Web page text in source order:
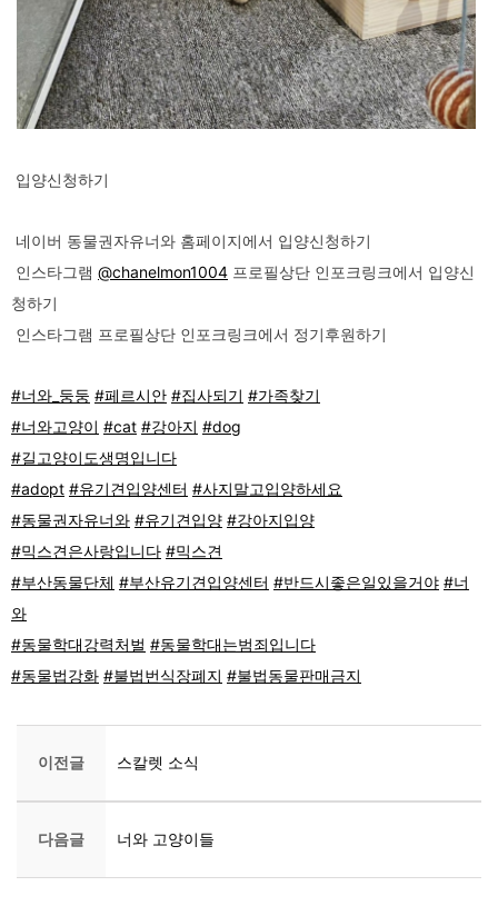
입양신청하기
네이버 동물권자유너와 홈페이지에서 입양신청하기
인스타그램 @chanelmon1004 프로필상단 인포크링크에서 입양신
청하기
인스타그램 프로필상단 인포크링크에서 정기후원하기
#너와_둥둥 #페르시안 #집사되기 #가족찾기
#너와고양이 #cat #강아지 #dog
#길고양이도생명입니다
#adopt #유기견입양센터 #사지말고입양하세요
#동물권자유너와 #유기견입양 #강아지입양
#믹스견은사랑입니다 #믹스견
#부산동물단체 #부산유기견입양센터 #반드시좋은일있을거야 #너
와
#동물학대강력처벌 #동물학대는범죄입니다
#동물법강화 #불법번식장폐지 #불법동물판매금지
이전글 스칼렛 소식
다음글 너와 고양이들